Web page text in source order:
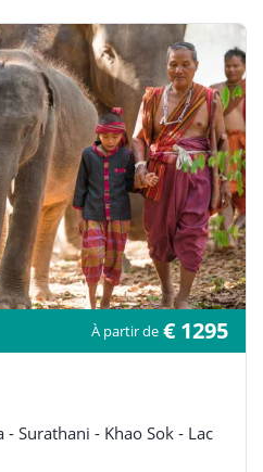
À partir de € 1295
Surathani - Khao Sok - Lac